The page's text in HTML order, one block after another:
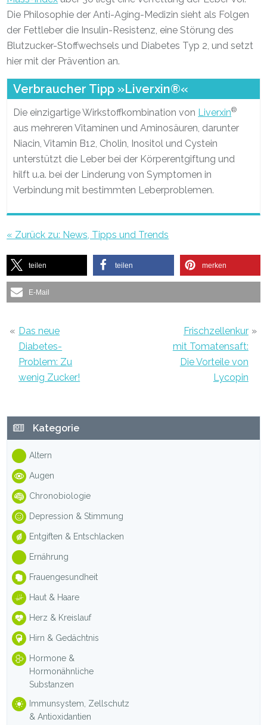
Die Philosophie der Anti-Aging-Medizin sieht als Folgen
der Fettleber die Insulin-Resistenz, eine Störung des
Blutzucker-Stoffwechsels und Diabetes Typ 2, und setzt
hier mit der Prävention an.
Verbraucher Tipp »Liverxin®«
Die einzigartige Wirkstoffkombination von Liverxin®
aus mehreren Vitaminen und Aminosäuren, darunter
Niacin, Vitamin B12, Cholin, Inositol und Cystein
unterstützt die Leber bei der Körperentgiftung und
hilft u.a. bei der Linderung von Symptomen in
Verbindung mit bestimmten Leberproblemen.
« Zurück zu: News, Tipps und Trends
teilen teilen merken
E-Mail
« Das neue
Diabetes-
Problem: Zu
wenig Zucker!
Frischzellenkur
mit Tomatensaft:
Die Vorteile von
Lycopin
»
Haupt-
Sidebar
Kategorie
Altern
Augen
Chronobiologie
Depression & Stimmung
Entgiften & Entschlacken
Ernährung
Frauengesundheit
Haut & Haare
Herz & Kreislauf
Hirn & Gedächtnis
Hormone &
Hormonähnliche
Substanzen
Immunsystem, Zellschutz
& Antioxidantien